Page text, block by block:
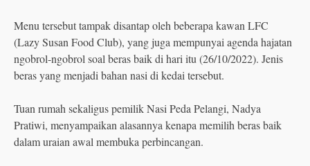
Menu tersebut tampak disantap oleh beberapa kawan LFC
(Lazy Susan Food Club), yang juga mempunyai agenda hajatan
ngobrol-ngobrol soal beras baik di hari itu (26/10/2022). Jenis
beras yang menjadi bahan nasi di kedai tersebut.
Tuan rumah sekaligus pemilik Nasi Peda Pelangi, Nadya
Pratiwi, menyampaikan alasannya kenapa memilih beras baik
dalam uraian awal membuka perbincangan.